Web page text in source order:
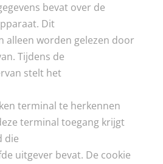
bevat over de
Dit
alleen worden gelezen door
Tijdens de
stelt het
terminal te herkennen
terminal toegang krijgt
die
uitgever bevat. De cookie